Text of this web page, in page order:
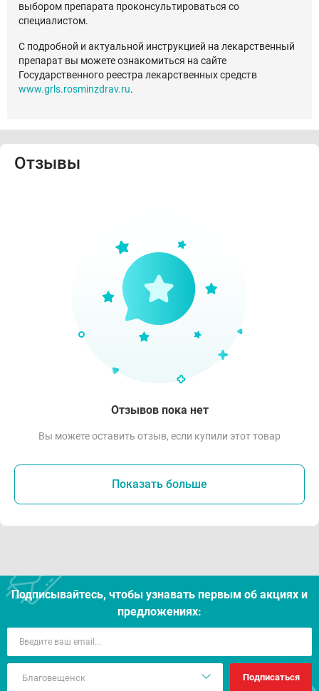
выбором препарата проконсультироваться со
специалистом.
С подробной и актуальной инструкцией на лекарственный
препарат вы можете ознакомиться на сайте
Государственного реестра лекарственных средств
www.grls.rosminzdrav.ru.
Отзывы
Отзывов пока нет
Вы можете оставить отзыв, если купили этот товар
Показать больше
Подписывайтесь, чтобы узнавать первым об акцияx и
предложениях:
Подписаться